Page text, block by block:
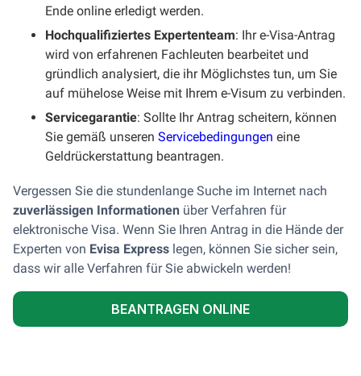
Ende online erledigt werden.
Hochqualifiziertes Expertenteam: Ihr e-Visa-Antrag
wird von erfahrenen Fachleuten bearbeitet und
gründlich analysiert, die ihr Möglichstes tun, um Sie
auf mühelose Weise mit Ihrem e-Visum zu verbinden.
Servicegarantie: Sollte Ihr Antrag scheitern, können
Sie gemäß unseren Servicebedingungen eine
Geldrückerstattung beantragen.
Vergessen Sie die stundenlange Suche im Internet nach
zuverlässigen Informationen über Verfahren für
elektronische Visa. Wenn Sie Ihren Antrag in die Hände der
Experten von Evisa Express legen, können Sie sicher sein,
dass wir alle Verfahren für Sie abwickeln werden!
BEANTRAGEN ONLINE